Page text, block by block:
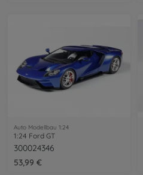
Auto Modellbau 1:24
1:24 Ford GT
300024346
53,99 €